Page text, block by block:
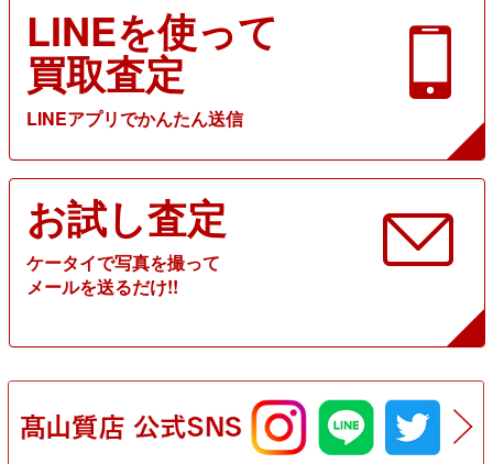
LINEを使って
買取査定
LINEアプリでかんたん送信
お試し査定
ケータイで写真を撮って
メールを送るだけ!!